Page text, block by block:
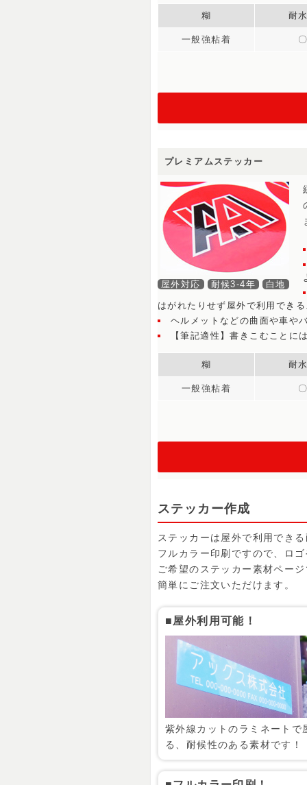
糊 耐
一般強粘着
プレミアムステッカー
屋外対応 耐候3-4年 白地
はがれたりせず屋外で利用でき
ヘルメットなどの曲面や車や
【筆記適性】書きこむことに
糊 耐
一般強粘着
ステッカー作成
ステッカーは屋外で利用でき
フルカラー印刷ですので、ロ
ご希望のステッカー素材ペー
簡単にご注文いただけます。
屋外利用可能！
紫外線カットのラミネートで
る、耐候性のある素材です！